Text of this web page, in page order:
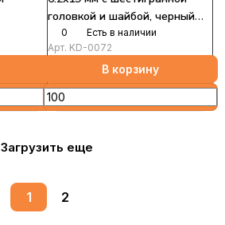
головкой и шайбой, черный
S=10
0
Есть в наличии
Арт. KD-0072
В корзину
Загрузить еще
1 2